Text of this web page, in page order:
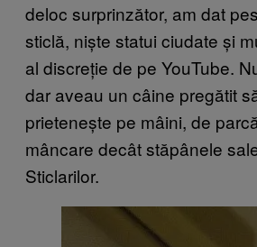
deloc surprinzător, am dat
sticlă, niște statui ciudate și
al discreție de pe YouTube.
dar aveau un câine pregătit
prietenește pe mâini, de
mâncare decât stăpânele
Sticlarilor.